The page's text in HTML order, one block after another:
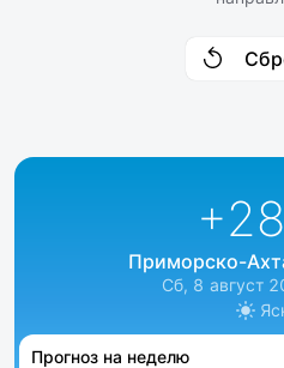
+28
Приморско-
Сб, 8 август
Прогноз на неделю